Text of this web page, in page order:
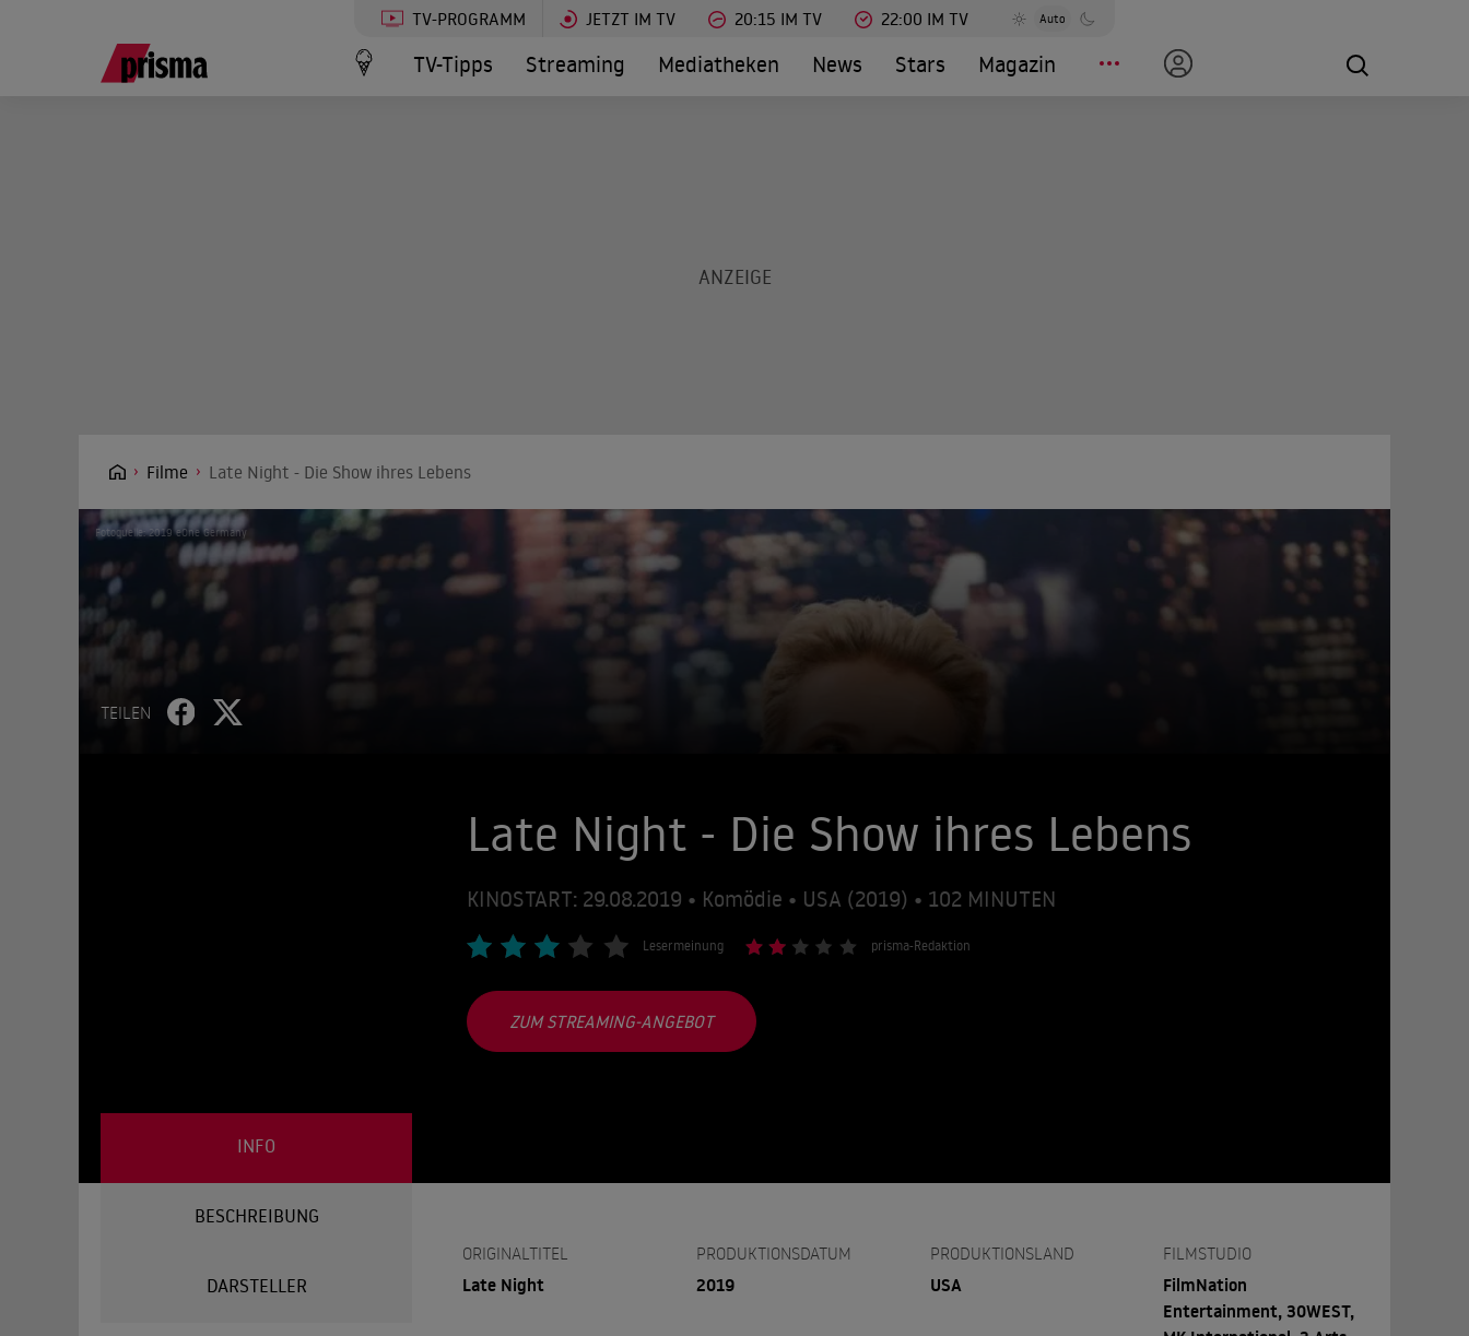
TV-PROGRAMM JETZT IM TV 20:15 IM TV 22:00 IM TV Auto
TV-Tipps Streaming Mediatheken News Stars Magazin
Filme Late Night - Die Show ihres Lebens
Fotoquelle: 2019 eOne Germany
TEILEN
Late Night - Die Show ihres Lebens
KINOSTART: 29.08.2019 • Komödie • USA (2019) • 102 MINUTEN
Lesermeinung prisma-Redaktion
ZUM STREAMING-ANGEBOT
INFO
BESCHREIBUNG
DARSTELLER
ORIGINALTITEL
Late Night
PRODUKTIONSDATUM
2019
PRODUKTIONSLAND
USA
FILMSTUDIO
FilmNation
Entertainment, 30WEST,